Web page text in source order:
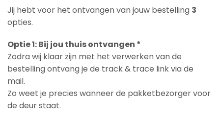
Jij hebt voor het ontvangen van jouw bestelling 3
opties.
Optie 1: Bij jou thuis ontvangen *
Zodra wij klaar zijn met het verwerken van de
bestelling ontvang je de track & trace link via de
mail.
Zo weet je precies wanneer de pakketbezorger voor
de deur staat.